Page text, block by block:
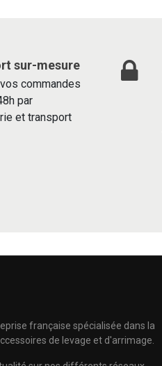
sur-mesure
commandes
par
et transport
française spécialisée dans la
de levage et d'arrimage.